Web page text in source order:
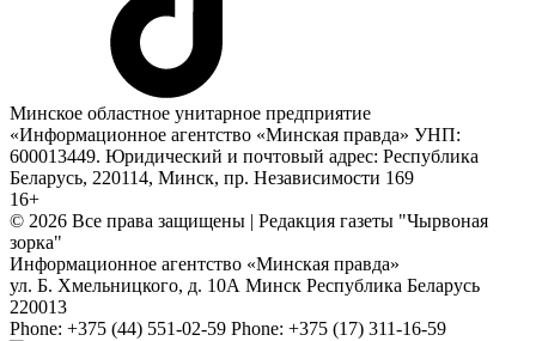
Минское областное унитарное предприятие
«Информационное агентство «Минская правда» УНП:
600013449. Юридический и почтовый адрес: Республика
Беларусь, 220114, Минск, пр. Независимости 169
16+
© 2026 Все права защищены | Редакция газеты "Чырвоная
зорка"
Информационное агентство «Минская правда»
ул. Б. Хмельницкого, д. 10А Минск Республика Беларусь
220013
Phone: +375 (44) 551-02-59 Phone: +375 (17) 311-16-59